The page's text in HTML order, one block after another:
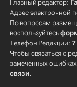
Главный редактор:
Адрес электронной
По вопросам
воспользуйтесь
Телефон Редакции: 7
Чтобы связаться с
замеченных
связи.